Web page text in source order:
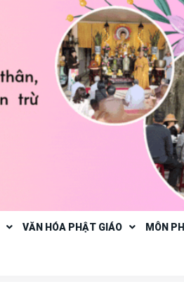
VĂN HÓA PHẬT GIÁO MÔN